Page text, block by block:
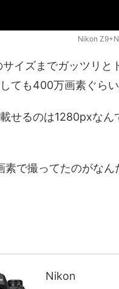
Nikon
イズまでガッツリ
ても400万画素ぐらい
せるのは1280pxな
で撮ってたのがな
Nikon